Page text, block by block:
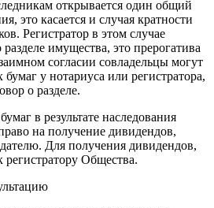
открывается один общий
это касается и случая кратности
Регистратор в этом случае
имущества, это прерогатива
согласии совладельцы могут
у нотариуса или регистратора,
о разделе.
в результате наследования
на получение дивидендов,
Для получения дивидендов,
регистратору Общества.